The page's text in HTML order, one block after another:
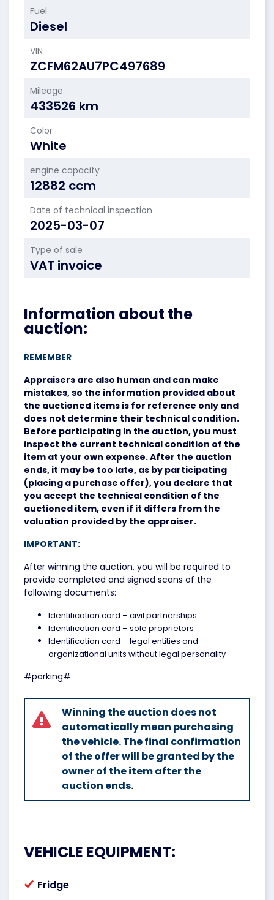
Fuel
Diesel
VIN
ZCFM62AU7PC497689
Mileage
433526 km
Color
White
engine capacity
12882 ccm
Date of technical inspection
2025-03-07
Type of sale
VAT invoice
Information about the
auction:
REMEMBER
Appraisers are also human and can make
mistakes, so the information provided about
the auctioned items is for reference only and
does not determine their technical condition.
Before participating in the auction, you must
inspect the current technical condition of the
item at your own expense. After the auction
ends, it may be too late, as by participating
(placing a purchase offer), you declare that
you accept the technical condition of the
auctioned item, even if it differs from the
valuation provided by the appraiser.
IMPORTANT:
After winning the auction, you will be required to
provide completed and signed scans of the
following documents:
Identification card – civil partnerships
Identification card – sole proprietors
Identification card – legal entities and
organizational units without legal personality
#parking#
Winning the auction does not
automatically mean purchasing
the vehicle. The final confirmation
of the offer will be granted by the
owner of the item after the
auction ends.
VEHICLE EQUIPMENT:
Fridge